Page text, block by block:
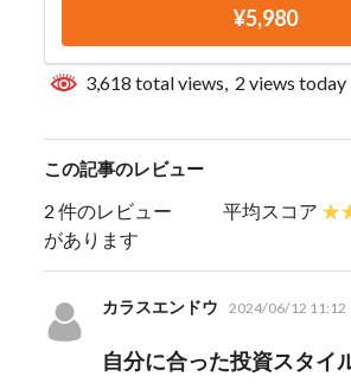
¥5,980
3,618 total views, 2 views today
この記事のレビュー
2 件のレビュー
があります
平均スコア
カラスエンドウ 2024/06/12 11:12
自分に合った投資スタイ